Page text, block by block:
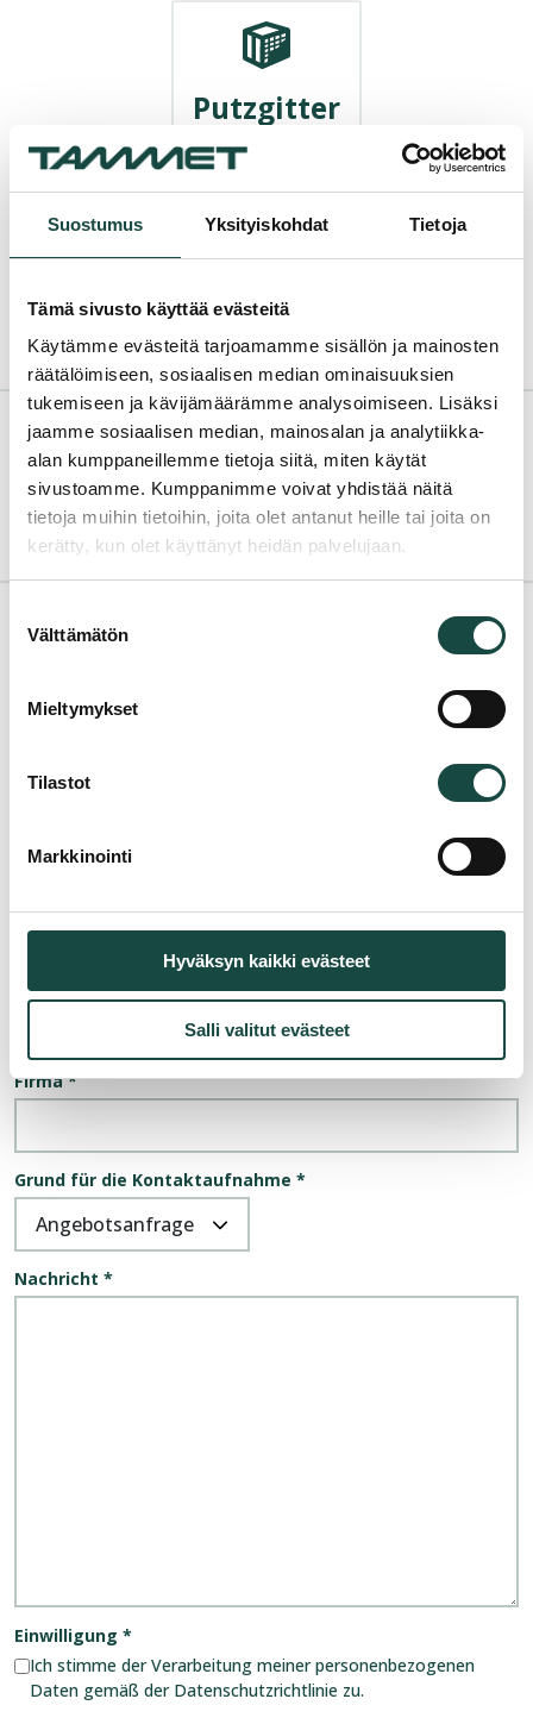
Suostumus Yksityiskohdat Tietoja
Tämä sivusto käyttää evästeitä
Käytämme evästeitä tarjoamamme sisällön ja mainosten
räätälöimiseen, sosiaalisen median ominaisuuksien
tukemiseen ja kävijämäärämme analysoimiseen. Lisäksi
jaamme sosiaalisen median, mainosalan ja analytiikka-
alan kumppaneillemme tietoja siitä, miten käytät
sivustoamme. Kumppanimme voivat yhdistää näitä
tietoja muihin tietoihin, joita olet antanut heille tai joita on
kerätty, kun olet käyttänyt heidän palvelujaan.
valinta
Välttämätön
Mieltymykset
Tilastot
Markkinointi
Hyväksyn kaikki evästeet
Salli valitut evästeet
Putzgitter
Zäune und Tore
Komponenten, Ersatzteile und
Zubehör
Angebotsanfrage
Name *
Firma *
Grund für die Kontaktaufnahme *
Nachricht *
Einwilligung *
Ich stimme der Verarbeitung meiner personenbezogenen
Daten gemäß der Datenschutzrichtlinie zu.